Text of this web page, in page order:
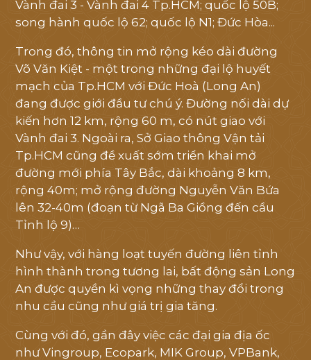
Vành đai 3 - Vành đai 4 Tp.HCM; quốc lộ 50B;
song hành quốc lộ 62; quốc lộ N1; Đức Hòa...
Trong đó, thông tin mở rộng kéo dài đường
Võ Văn Kiệt - một trong những đại lộ huyết
mạch của Tp.HCM với Đức Hoà (Long An)
đang được giới đầu tư chú ý. Đường nối dài dự
kiến hơn 12 km, rộng 60 m, có nút giao với
Vành đai 3. Ngoài ra, Sở Giao thông Vận tải
Tp.HCM cũng đề xuất sớm triển khai mở
đường mới phía Tây Bắc, dài khoảng 8 km,
rộng 40m; mở rộng đường Nguyễn Văn Bứa
lên 32-40m (đoạn từ Ngã Ba Giồng đến cầu
Tỉnh lộ 9)…
Như vậy, với hàng loạt tuyến đường liên tỉnh
hình thành trong tương lai, bất động sản Long
An được quyền kì vọng những thay đổi trong
nhu cầu cũng như giá trị gia tăng.
Cùng với đó, gần đây việc các đại gia địa ốc
như Vingroup, Ecopark, MIK Group, VPBank,